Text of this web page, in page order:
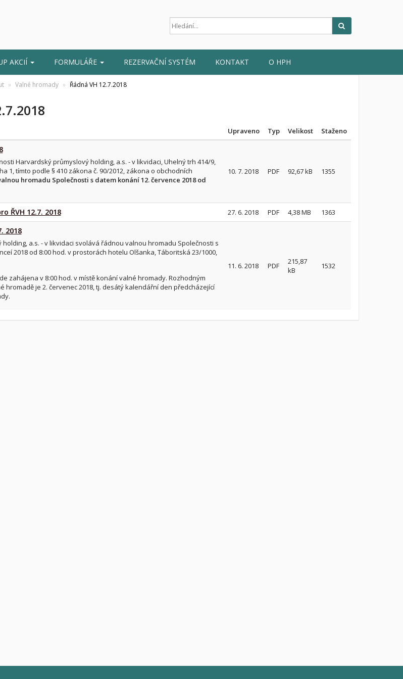
AKCIÍ FORMULÁŘE REZERVAČNÍ SYSTÉM KONTAKT O HPH
Valné hromady Řádná VH 12.7.2018
Upraveno Typ Velikost Staženo
Harvardský průmyslový holding, a.s. - v likvidaci, Uhelný trh 414/9,
1, tímto podle § 410 zákona č. 90/2012, zákona o obchodních
hromadu Společnosti s datem konání12. července 2018 od
10. 7. 2018 PDF 92,67 kB 1355
ŘVH 12.7. 2018 27. 6. 2018 PDF 4,38 MB 1363
2018
a.s. - v likvidaci svolává řádnou valnou hromadu Společnosti s
2018 od 8:00 hod. v prostorách hotelu Olšanka, Táboritská 23/1000,
zahájena v 8:00 hod. v místě konání valné hromady. Rozhodným
hromadě je 2. červenec 2018, tj. desátý kalendářní den předcházející
11. 6. 2018 PDF
215,87
kB
1532